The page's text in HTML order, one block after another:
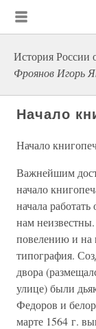
История России
Фроянов Игорь
Начало
Начало
Важнейшим
начало
начала
нам
повелению и на
типография.
двора
улице) были
Федоров и
марте 1564 г.